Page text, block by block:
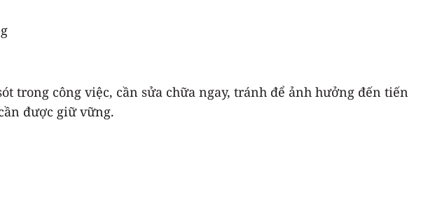
trong công việc, cần sửa chữa ngay, tránh để ảnh hưởng đến tiến
được giữ vững.